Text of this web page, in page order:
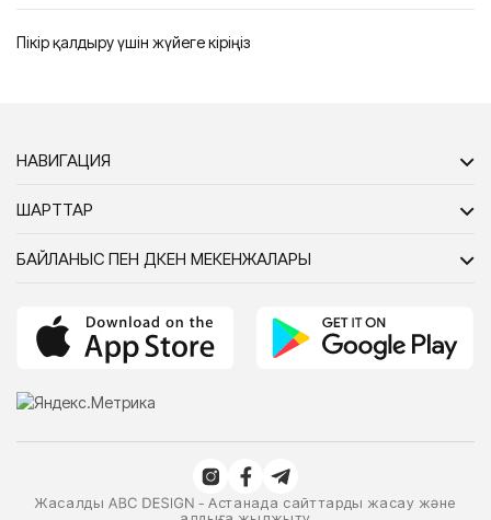
Пікір қалдыру үшін жүйеге кіріңіз
НАВИГАЦИЯ
ШАРТТАР
БАЙЛАНЫС ПЕН ДҮКЕН МЕКЕНЖАЛАРЫ
Жасалды
- Астанада сайттарды жасау және